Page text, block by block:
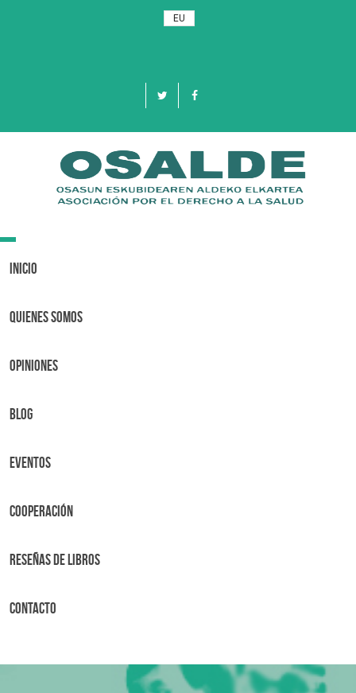
EU
Toggle
Inicio
Quienes Somos
OPINIONES
BLOG
Eventos
Cooperación
Reseñas de libros
Contacto